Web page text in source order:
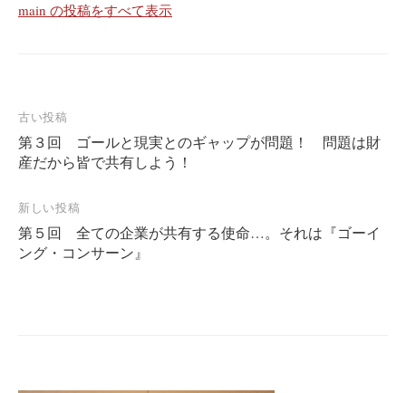
main の投稿をすべて表示
投
稿
ナ
ビ
ゲ
ー
古い投稿
第３回 ゴールと現実とのギャップが問題！ 問題は財
産だから皆で共有しよう！
新しい投稿
第５回 全ての企業が共有する使命…。それは『ゴーイ
ング・コンサーン』